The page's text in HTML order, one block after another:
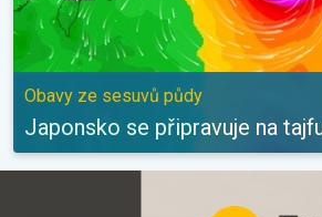
Obavy ze sesuvů půdy
Japonsko se připravuje na